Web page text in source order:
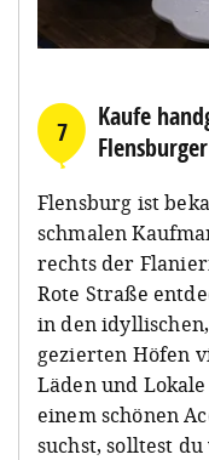
7
Kaufe
Flensburg ist
schmalen
rechts der
Rote Straße
in den
gezierten Höfen
Läden und
einem schönen
suchst, solltest